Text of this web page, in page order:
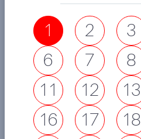
1 2 3
6
7 8
11
12 13
16
17 18